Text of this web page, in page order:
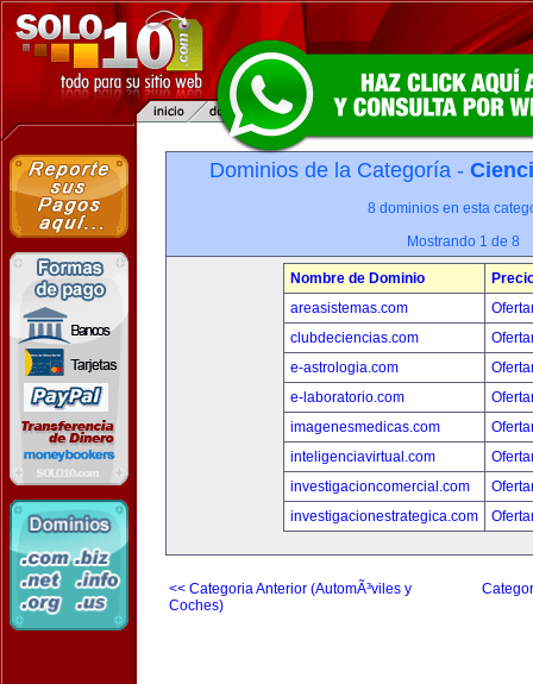
Dominios de la Categoría -
8 dominios en esta
Mostrando 1 de 8
Nombre de Dominio
areasistemas.com
clubdeciencias.com
e-astrologia.com
e-laboratorio.com
imagenesmedicas.com
inteligenciavirtual.com
investigacioncomercial.com
investigacionestrategica.com
<< Categoria Anterior (AutomÃ³viles y
Coches)